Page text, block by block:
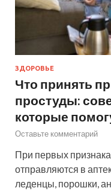
ЗДОРОВЬЕ
Что принять
простуды:
которые
Оставьте комментарий
При первых
отправляются в
леденцы, порошки,